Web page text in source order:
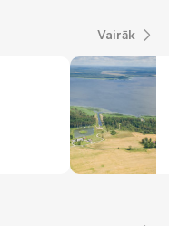
Vairāk